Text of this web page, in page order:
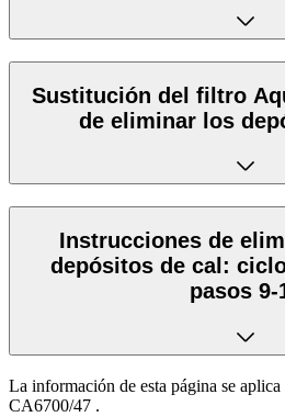
Sustitución del filtro
de eliminar los
Instrucciones de
depósitos de cal:
pasos 9-
La información de esta página se
CA6700/47 .